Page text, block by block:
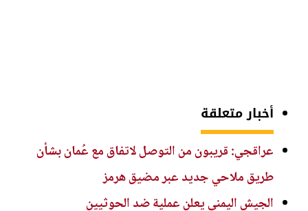
أخبار متعلقة
عراقجي: قريبون من التوصل لاتفاق مع عُمان بشأن
طريق ملاحي جديد عبر مضيق هرمز
الجيش اليمني يعلن عملية ضد الحوثيين